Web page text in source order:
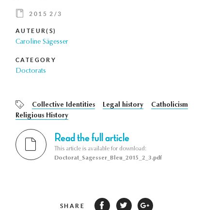
2015 2/3
AUTEUR(S)
Caroline Sägesser
CATEGORY
Doctorats
Collective Identities Legal history
Catholicism
Religious History
Read the full article
This article is available for download:
Doctorat_Sagesser_Bleu_2015_2_3.pdf
SHARE